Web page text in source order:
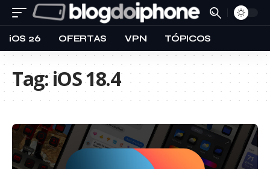
iOS 26 OFERTAS VPN TÓPICOS
Tag:iOS 18.4